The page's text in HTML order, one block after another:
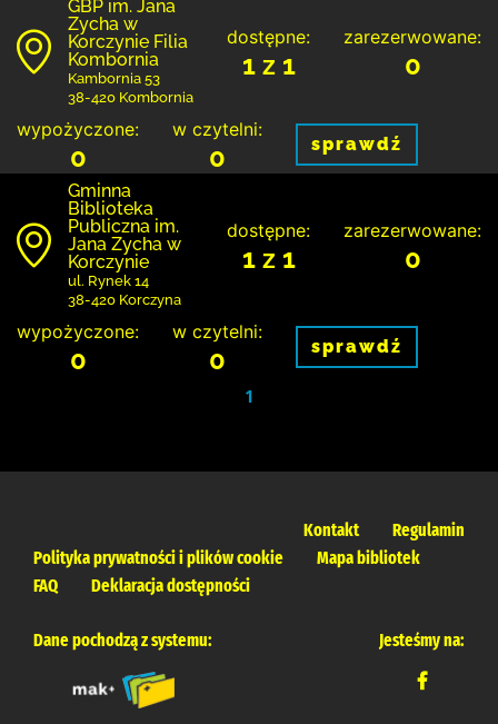
GBP im. Jana
Zycha w
Korczynie Filia
Kombornia
Kambornia 53
38-420 Kombornia
dostępne:
1 z 1
zarezerwowane:
0
wypożyczone:
0
w czytelni:
0 sprawdź
Gminna
Biblioteka
Publiczna im.
Jana Zycha w
Korczynie
ul. Rynek 14
38-420 Korczyna
dostępne:
1 z 1
zarezerwowane:
0
wypożyczone:
0
w czytelni:
0 sprawdź
1
Kontakt
Regulamin
Polityka prywatności i plików cookie
Mapa bibliotek
FAQ
Deklaracja dostępności
Dane pochodzą z systemu: Jesteśmy na: